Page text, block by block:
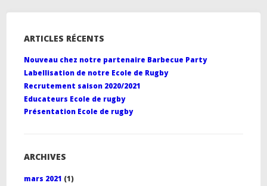
ARTICLES RÉCENTS
Nouveau chez notre partenaire Barbecue Party
Labellisation de notre Ecole de Rugby
Recrutement saison 2020/2021
Educateurs Ecole de rugby
Présentation Ecole de rugby
ARCHIVES
mars 2021 (1)